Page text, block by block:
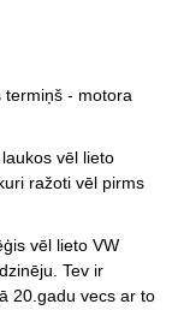
- motora
vēl lieto
ražoti vēl pirms
vēl lieto VW
Tev ir
20.gadu vecs ar to